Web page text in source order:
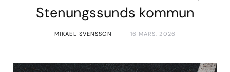
Stenungssunds kommun
MIKAEL SVENSSON 16 MARS, 2026